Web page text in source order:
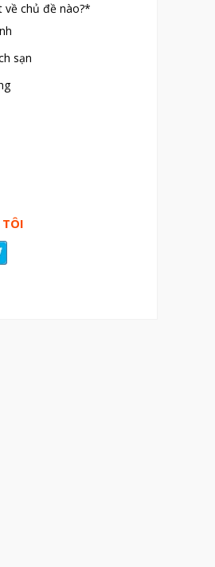
về chủ đề nào?*
sạn
TÔI